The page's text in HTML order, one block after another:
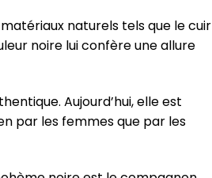
naturels tels que le cuir
noire lui confère une allure
Aujourd’hui, elle est
par les femmes que par les